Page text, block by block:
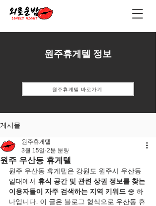
원주휴게텔 정보
원주휴게텔 바로가기
게시물
원주 우산동 휴게텔
원주휴게텔
3월 15일 2분 분량
원주 우산동 휴게텔은 강원도 원주시 우산동
일대에서 휴식 공간 및 관련 상권 정보를 찾는
이용자들이 자주 검색하는 지역 키워드 중 하
나입니다. 이 글은 블로그 형식으로 우산동 휴